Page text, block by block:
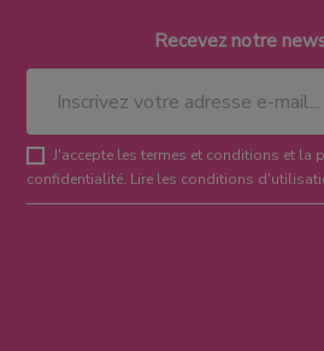
Recevez notre
J'accepte les termes et conditions et la
confidentialité. Lire les conditions